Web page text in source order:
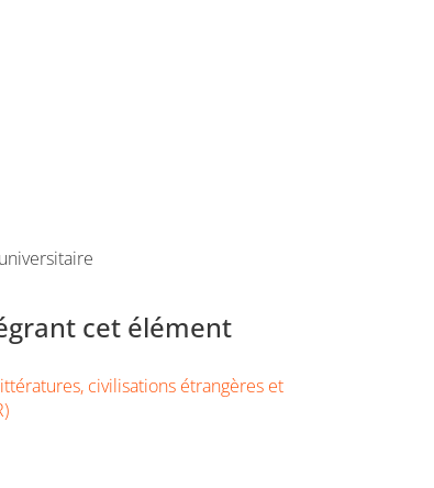
cet élément
civilisations étrangères et